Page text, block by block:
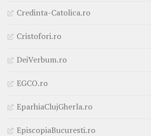
Credinta-Catolica.ro
Cristofori.ro
DeiVerbum.ro
EGCO.ro
EparhiaClujGherla.ro
EpiscopiaBucuresti.ro